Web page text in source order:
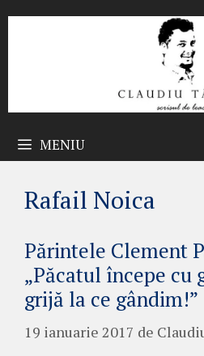
MENIU
Rafail Noica
Părintele Clement
„Păcatul începe cu
grijă la ce gândim!”
19 ianuarie 2017 de